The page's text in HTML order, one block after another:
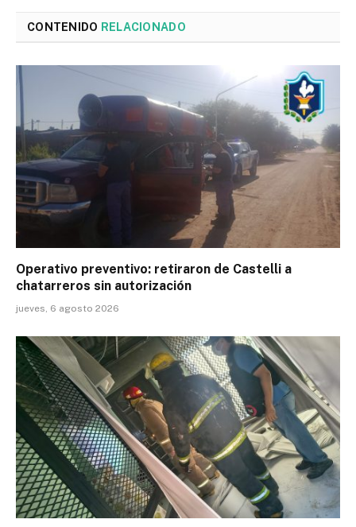
CONTENIDO RELACIONADO
Operativo preventivo: retiraron de Castelli a
chatarreros sin autorización
jueves, 6 agosto 2026